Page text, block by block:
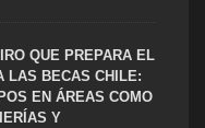
QUE PREPARA EL
LAS BECAS CHILE:
EN ÁREAS COMO
Y